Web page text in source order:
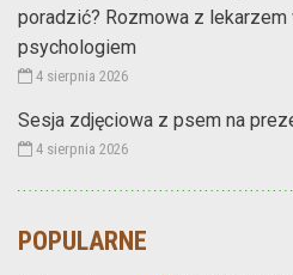
poradzić? Rozmowa z
psychologiem
4 sierpnia 2026
Sesja zdjęciowa z psem na
4 sierpnia 2026
POPULARNE